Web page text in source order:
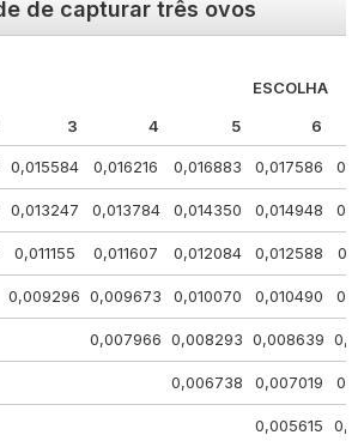
de capturar três ovos
ESCOLHA
3 4 5 6
0,015584 0,016216 0,016883 0,017586
0,013247 0,013784 0,014350 0,014948
0,011155 0,011607 0,012084 0,012588
0,009296 0,009673 0,010070 0,010490
0,007966 0,008293 0,008639
0,006738 0,007019
0,005615